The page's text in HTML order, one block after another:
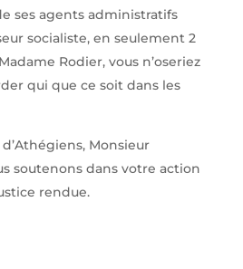
ses agents administratifs
socialiste, en seulement 2
Rodier, vous n’oseriez
qui que ce soit dans les
Monsieur
soutenons dans votre action
rendue.